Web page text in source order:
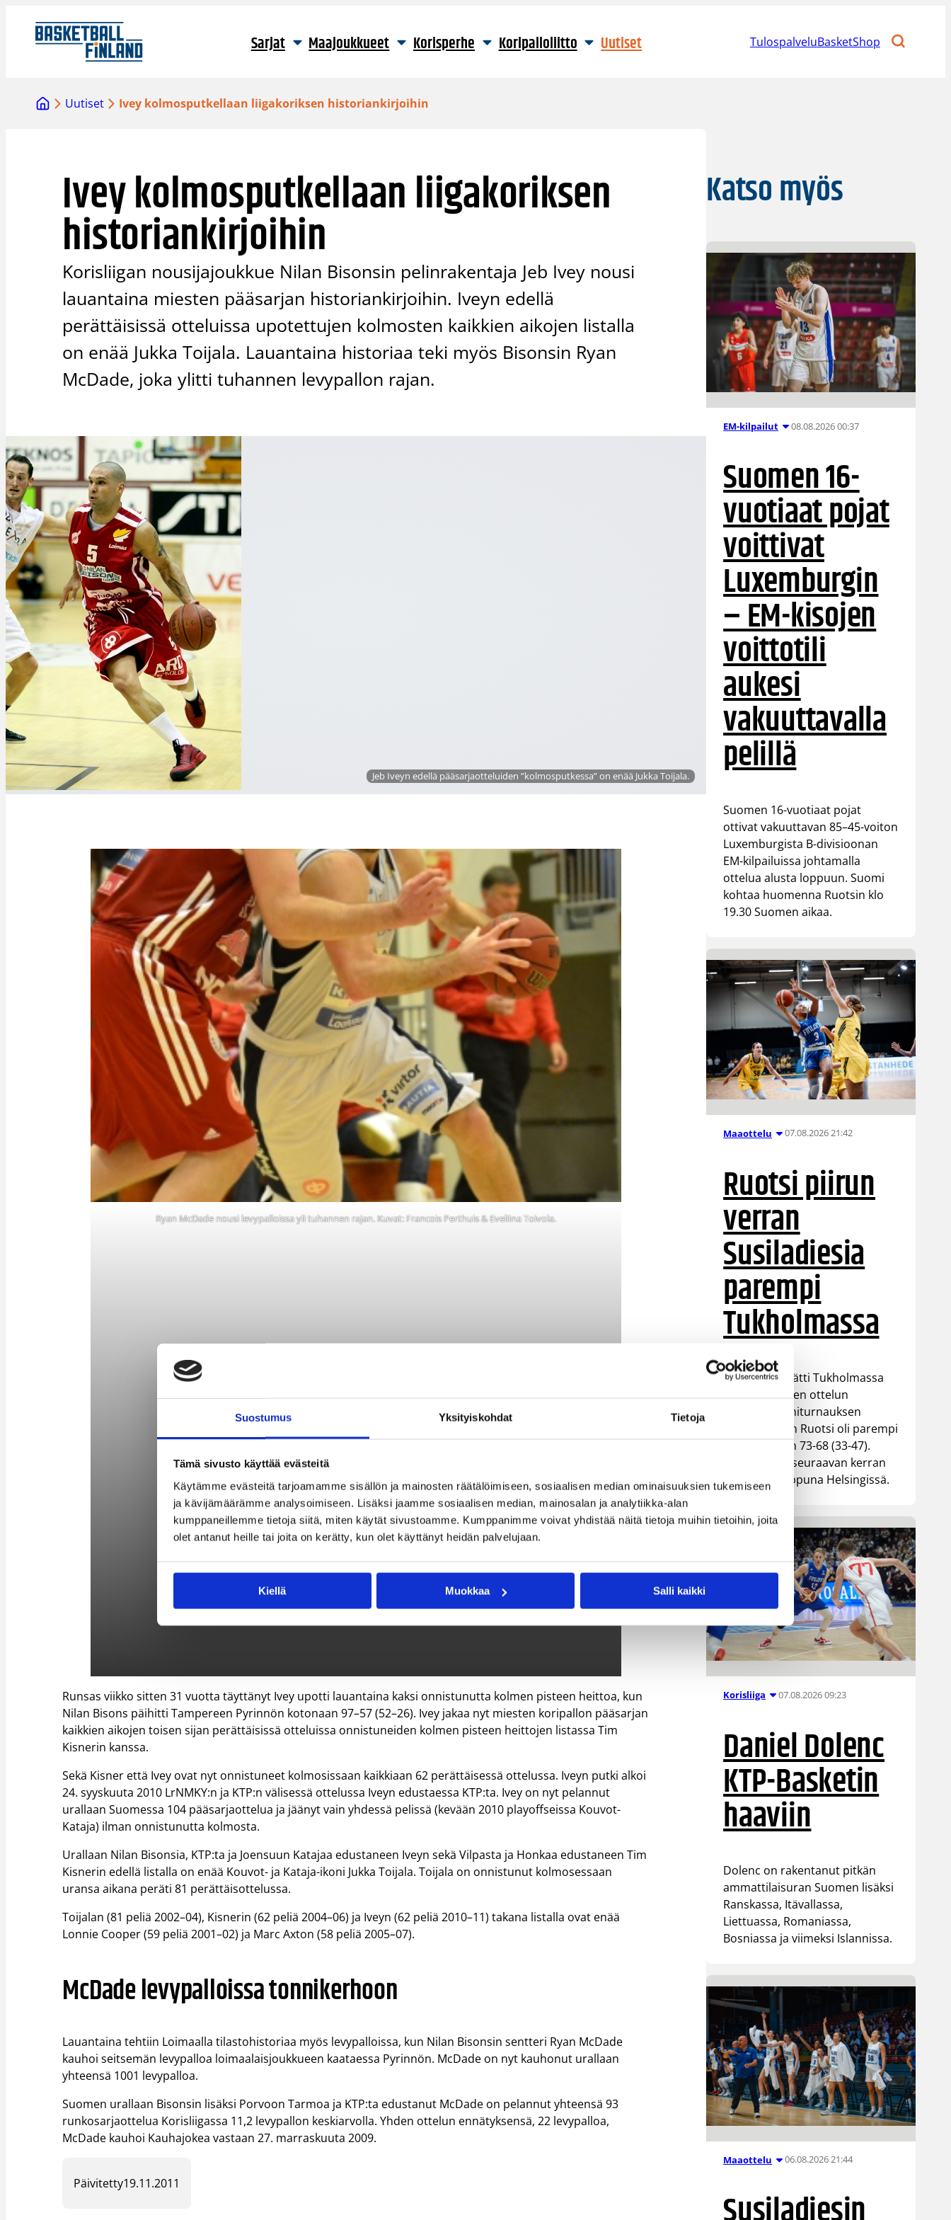
Suostumus Yksityiskohdat Tietoja
Tämä sivusto käyttää evästeitä
Käytämme evästeitä tarjoamamme sisällön ja mainosten räätälöimiseen, sosiaalisen median ominaisuuksien tukemiseen
ja kävijämäärämme analysoimiseen. Lisäksi jaamme sosiaalisen median, mainosalan ja analytiikka-alan
kumppaneillemme tietoja siitä, miten käytät sivustoamme. Kumppanimme voivat yhdistää näitä tietoja muihin tietoihin, joita
olet antanut heille tai joita on kerätty, kun olet käyttänyt heidän palvelujaan.
Kiellä Muokkaa Salli kaikki
sisältöön
Sarjat Maajoukkueet Korisperhe Koripalloliitto Uutiset TulospalveluBasketShop
Uutiset Ivey kolmosputkellaan liigakoriksen historiankirjoihin
Ivey kolmosputkellaan liigakoriksen
historiankirjoihin
Korisliigan nousijajoukkue Nilan Bisonsin pelinrakentaja Jeb Ivey nousi
lauantaina miesten pääsarjan historiankirjoihin. Iveyn edellä
perättäisissä otteluissa upotettujen kolmosten kaikkien aikojen listalla
on enää Jukka Toijala. Lauantaina historiaa teki myös Bisonsin Ryan
McDade, joka ylitti tuhannen levypallon rajan.
Jeb Iveyn edellä pääsarjaotteluiden ”kolmosputkessa” on enää Jukka Toijala.
Ryan McDade nousi levypalloissa yli tuhannen rajan. Kuvat: Francois Perthuis & Eveliina Toivola.
Runsas viikko sitten 31 vuotta täyttänyt Ivey upotti lauantaina kaksi onnistunutta kolmen pisteen heittoa, kun
Nilan Bisons päihitti Tampereen Pyrinnön kotonaan 97–57 (52–26). Ivey jakaa nyt miesten koripallon pääsarjan
kaikkien aikojen toisen sijan perättäisissä otteluissa onnistuneiden kolmen pisteen heittojen listassa Tim
Kisnerin kanssa.
Sekä Kisner että Ivey ovat nyt onnistuneet kolmosissaan kaikkiaan 62 perättäisessä ottelussa. Iveyn putki alkoi
24. syyskuuta 2010 LrNMKY:n ja KTP:n välisessä ottelussa Iveyn edustaessa KTP:ta. Ivey on nyt pelannut
urallaan Suomessa 104 pääsarjaottelua ja jäänyt vain yhdessä pelissä (kevään 2010 playoffseissa Kouvot-
Kataja) ilman onnistunutta kolmosta.
Urallaan Nilan Bisonsia, KTP:ta ja Joensuun Katajaa edustaneen Iveyn sekä Vilpasta ja Honkaa edustaneen Tim
Kisnerin edellä listalla on enää Kouvot- ja Kataja-ikoni Jukka Toijala. Toijala on onnistunut kolmosessaan
uransa aikana peräti 81 perättäisottelussa.
Toijalan (81 peliä 2002–04), Kisnerin (62 peliä 2004–06) ja Iveyn (62 peliä 2010–11) takana listalla ovat enää
Lonnie Cooper (59 peliä 2001–02) ja Marc Axton (58 peliä 2005–07).
McDade levypalloissa tonnikerhoon
Lauantaina tehtiin Loimaalla tilastohistoriaa myös levypalloissa, kun Nilan Bisonsin sentteri Ryan McDade
kauhoi seitsemän levypalloa loimaalaisjoukkueen kaataessa Pyrinnön. McDade on nyt kauhonut urallaan
yhteensä 1001 levypalloa.
Suomen urallaan Bisonsin lisäksi Porvoon Tarmoa ja KTP:ta edustanut McDade on pelannut yhteensä 93
runkosarjaottelua Korisliigassa 11,2 levypallon keskiarvolla. Yhden ottelun ennätyksensä, 22 levypalloa,
McDade kauhoi Kauhajokea vastaan 27. marraskuuta 2009.
Päivitetty19.11.2011
Katso myös
EM-kilpailut 08.08.2026 00:37
Suomen 16-
vuotiaat pojat
voittivat
Luxemburgin
– EM-kisojen
voittotili
aukesi
vakuuttavalla
pelillä
Suomen 16-vuotiaat pojat
ottivat vakuuttavan 85–45-voiton
Luxemburgista B-divisioonan
EM-kilpailuissa johtamalla
ottelua alusta loppuun. Suomi
kohtaa huomenna Ruotsin klo
19.30 Suomen aikaa.
Maaottelu 07.08.2026 21:42
Ruotsi piirun
verran
Susiladiesia
parempi
Tukholmassa
Susiladies päätti Tukholmassa
pelatun kahden ottelun
mittaisen miniturnauksen
tappioon, kun Ruotsi oli parempi
loppulukemin 73-68 (33-47).
Suomi pelaa seuraavan kerran
ensi viikonloppuna Helsingissä.
Korisliiga 07.08.2026 09:23
Daniel Dolenc
KTP-Basketin
haaviin
Dolenc on rakentanut pitkän
ammattilaisuran Suomen lisäksi
Ranskassa, Itävallassa,
Liettuassa, Romaniassa,
Bosniassa ja viimeksi Islannissa.
Maaottelu 06.08.2026 21:44